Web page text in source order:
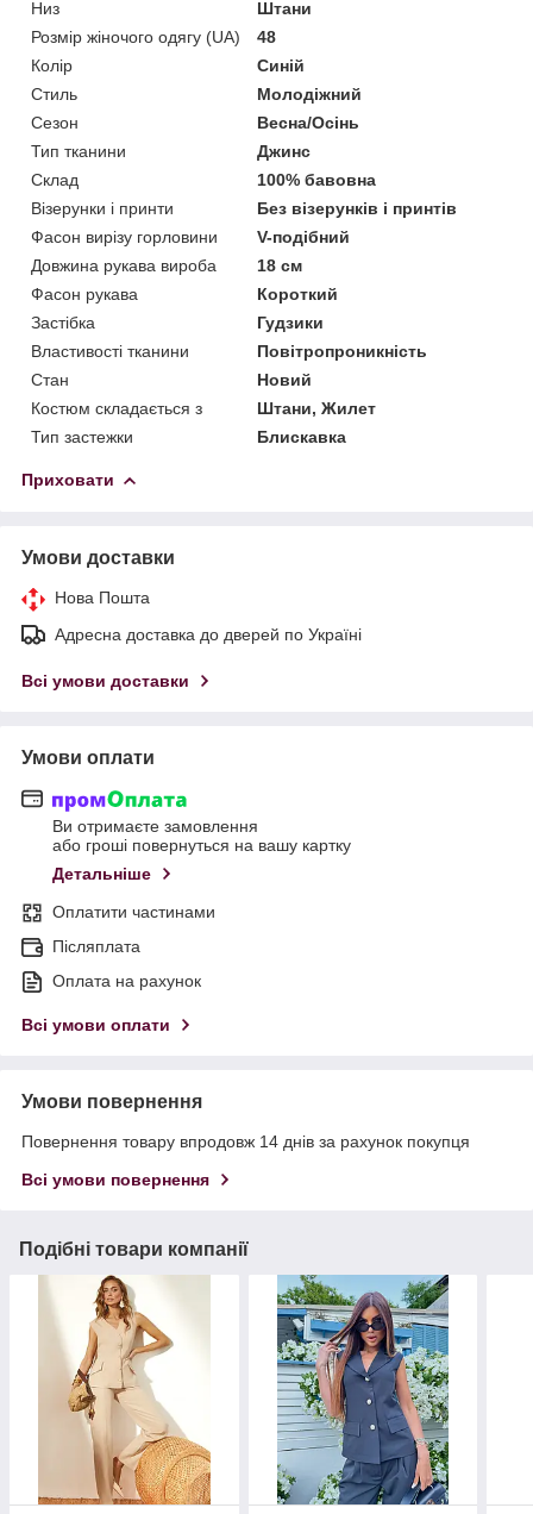
Низ
Штани
Розмір жіночого одягу (UA)
48
Колір
Синій
Стиль
Молодіжний
Сезон
Весна/Осінь
Тип тканини
Джинс
Склад
100% бавовна
Візерунки і принти
Без візерунків і принтів
Фасон вирізу горловини
V-подібний
Довжина рукава вироба
18 см
Фасон рукава
Короткий
Застібка
Гудзики
Властивості тканини
Повітропроникність
Стан
Новий
Костюм складається з
Штани, Жилет
Тип застежки
Блискавка
Приховати
Умови доставки
Нова Пошта
Адресна доставка до дверей по Україні
Всі умови доставки
Умови оплати
Ви отримаєте замовлення
або гроші повернуться на вашу картку
Детальніше
Оплатити частинами
Післяплата
Оплата на рахунок
Всі умови оплати
Умови повернення
Повернення товару впродовж 14 днів за рахунок покупця
Всі умови повернення
Подібні товари компанії